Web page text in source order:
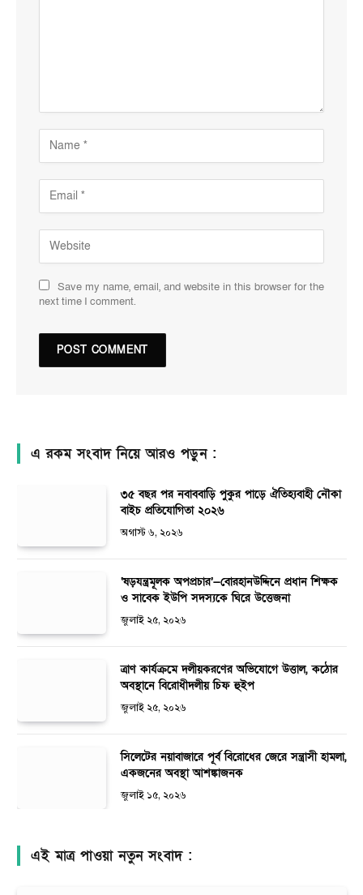
Save my name, email, and website in this browser for the
next time I comment.
এ রকম সংবাদ নিয়ে আরও পড়ুন :
৩৫ বছর পর নবাববাড়ি পুকুর পাড়ে ঐতিহ্যবাহী নৌকা
বাইচ প্রতিযোগিতা ২০২৬
অগাস্ট ৬, ২০২৬
‘ষড়যন্ত্রমূলক অপপ্রচার’—বোরহানউদ্দিনে প্রধান শিক্ষক
ও সাবেক ইউপি সদস্যকে ঘিরে উত্তেজনা
জুলাই ২৫, ২০২৬
ত্রাণ কার্যক্রমে দলীয়করণের অভিযোগে উত্তাল, কঠোর
অবস্থানে বিরোধীদলীয় চিফ হুইপ
জুলাই ২৫, ২০২৬
সিলেটের নয়াবাজারে পূর্ব বিরোধের জেরে সন্ত্রাসী হামলা,
একজনের অবস্থা আশঙ্কাজনক
জুলাই ১৫, ২০২৬
এই মাত্র পাওয়া নতুন সংবাদ :